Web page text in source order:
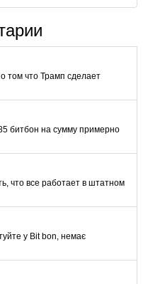
том что Трамп сделает
битбон на сумму примерно
что все работает в штатном
у Bit bon, немає